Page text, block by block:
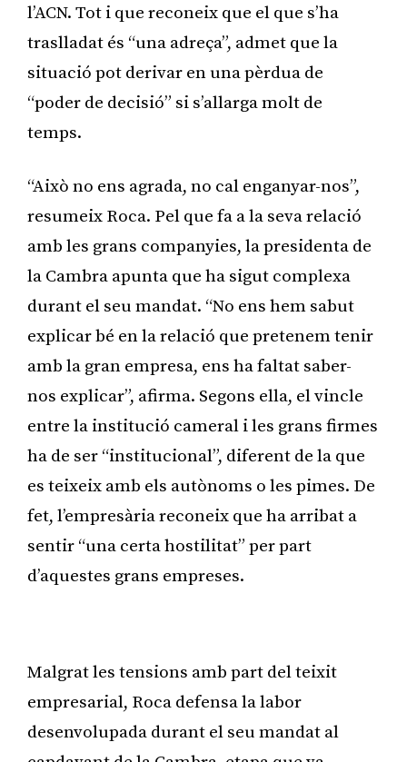
l’ACN. Tot i que reconeix que el que s’ha
traslladat és “una adreça”, admet que la
situació pot derivar en una pèrdua de
“poder de decisió” si s’allarga molt de
temps.
“Això no ens agrada, no cal enganyar-nos”,
resumeix Roca. Pel que fa a la seva relació
amb les grans companyies, la presidenta de
la Cambra apunta que ha sigut complexa
durant el seu mandat. “No ens hem sabut
explicar bé en la relació que pretenem tenir
amb la gran empresa, ens ha faltat saber-
nos explicar”, afirma. Segons ella, el vincle
entre la institució cameral i les grans firmes
ha de ser “institucional”, diferent de la que
es teixeix amb els autònoms o les pimes. De
fet, l’empresària reconeix que ha arribat a
sentir “una certa hostilitat” per part
d’aquestes grans empreses.
Malgrat les tensions amb part del teixit
empresarial, Roca defensa la labor
desenvolupada durant el seu mandat al